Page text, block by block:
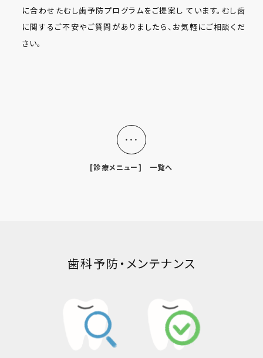
に合わせたむし歯予防プログラムをご提案し ています。むし歯
に関するご不安やご質問がありましたら、お気軽にご相談くだ
さい。
・・・
[診療メニュー] 一覧へ
歯科予防・メンテナンス